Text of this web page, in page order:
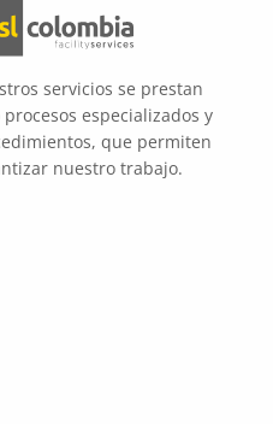
servicios se prestan
procesos especializados y
que permiten
nuestro trabajo.